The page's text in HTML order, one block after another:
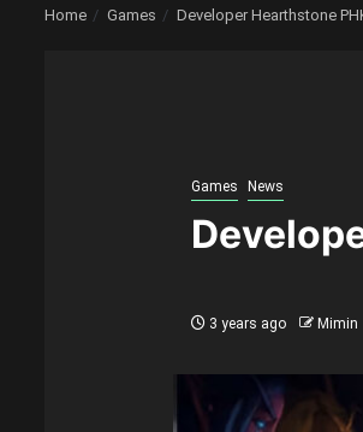
Home Games Developer Hearthstone
Games News
3 years ago Mimin